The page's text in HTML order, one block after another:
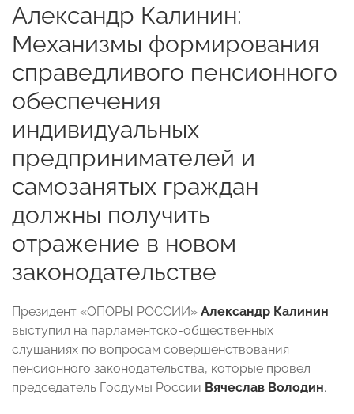
Александр Калинин:
Механизмы формирования
справедливого пенсионного
обеспечения
индивидуальных
предпринимателей и
самозанятых граждан
должны получить
отражение в новом
законодательстве
Президент «ОПОРЫ РОССИИ» Александр Калинин
выступил на парламентско-общественных
слушаниях по вопросам совершенствования
пенсионного законодательства, которые провел
председатель Госдумы России Вячеслав Володин.